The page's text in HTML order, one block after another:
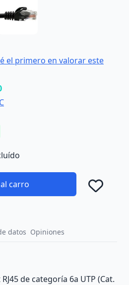
el primero en valorar este
carro
datos Opiniones
de categoría 6a UTP (Cat.